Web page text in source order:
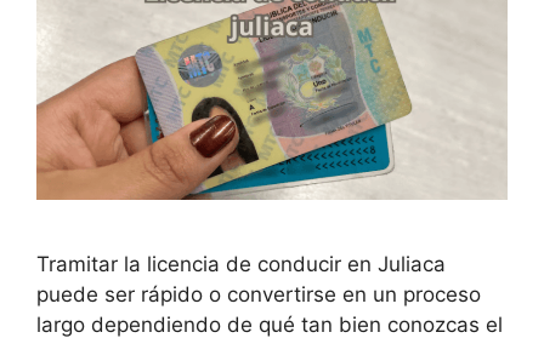
Tramitar la licencia de conducir en Juliaca
puede ser rápido o convertirse en un proceso
largo dependiendo de qué tan bien conozcas el